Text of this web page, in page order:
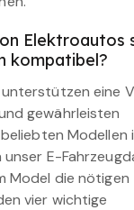
Elektroautos
kompatibel?
eine
gewährleisten
Modellen
unser E-
Model die nötigen
vier wichtige